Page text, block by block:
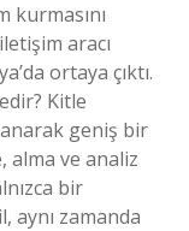
kurmasını
aracı
ortaya çıktı.
Kitle
geniş bir
alma ve analiz
bir
aynı zamanda